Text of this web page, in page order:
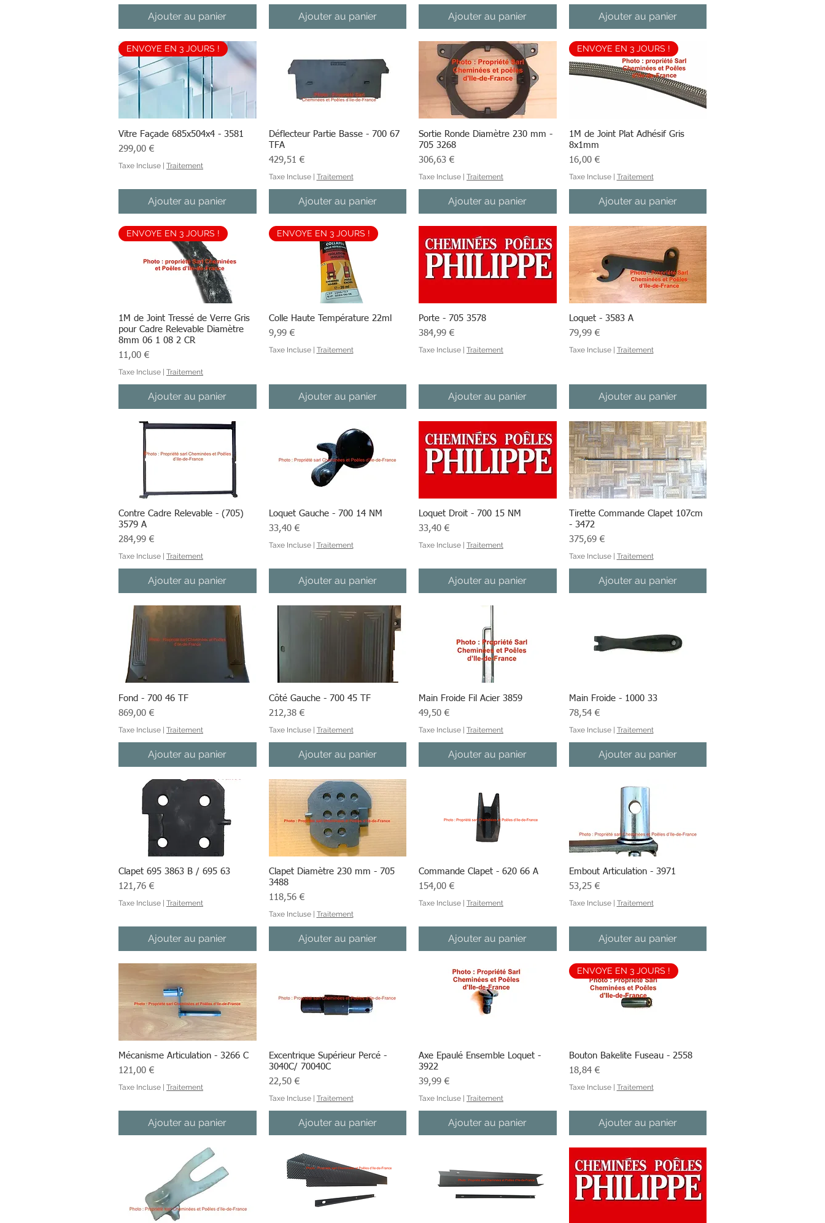
Ajouter au panier Ajouter au panier Ajouter au panier Ajouter au panier
Aperçu rapide
ENVOYE EN 3 JOURS !
Vitre Façade 685x504x4 - 3581
Prix
299,00 €
Taxe Incluse | Traitement
Ajouter au panier
Aperçu rapide
Déflecteur Partie Basse - 700 67
TFA
Prix
429,51 €
Taxe Incluse| Traitement
Ajouter au panier
Aperçu rapide
Sortie Ronde Diamètre 230 mm -
705 3268
Prix
306,63 €
Taxe Incluse | Traitement
Ajouter au panier
Aperçu rapide
ENVOYE EN 3 JOURS !
1M de Joint Plat Adhésif Gris
8x1mm
Prix
16,00 €
Taxe Incluse| Traitement
Ajouter au panier
Aperçu rapide
ENVOYE EN 3 JOURS !
1M de Joint Tressé de Verre Gris
pour Cadre Relevable Diamètre
8mm 06 1 08 2 CR
Prix
11,00 €
Taxe Incluse Traitement
Ajouter au panier
Aperçu rapide
ENVOYE EN 3 JOURS !
Colle Haute Température 22ml
Prix
9,99 €
Taxe Incluse| Traitement
Ajouter au panier
Aperçu rapide
Porte - 705 3578
Prix
384,99 €
Taxe Incluse Traitement
Ajouter au panier
Aperçu rapide
Loquet - 3583 A
Prix
79,99 €
Taxe Incluse| Traitement
Ajouter au panier
Aperçu rapide
Contre Cadre Relevable - (705)
3579 A
Prix
284,99 €
Taxe Incluse Traitement
Ajouter au panier
Aperçu rapide
Loquet Gauche - 700 14 NM
Prix
33,40 €
Taxe Incluse| Traitement
Ajouter au panier
Aperçu rapide
Loquet Droit - 700 15 NM
Prix
33,40 €
Taxe Incluse Traitement
Ajouter au panier
Aperçu rapide
Tirette Commande Clapet 107cm
- 3472
Prix
375,69 €
Taxe Incluse| Traitement
Ajouter au panier
Aperçu rapide
Fond - 700 46 TF
Prix
869,00 €
Taxe Incluse | Traitement
Ajouter au panier
Aperçu rapide
Côté Gauche - 700 45 TF
Prix
212,38 €
Taxe Incluse| Traitement
Ajouter au panier
Aperçu rapide
Main Froide Fil Acier 3859
Prix
49,50 €
Taxe Incluse | Traitement
Ajouter au panier
Aperçu rapide
Main Froide - 1000 33
Prix
78,54 €
Taxe Incluse| Traitement
Ajouter au panier
Aperçu rapide
Clapet 695 3863 B / 695 63
Prix
121,76 €
Taxe Incluse | Traitement
Ajouter au panier
Aperçu rapide
Clapet Diamètre 230 mm - 705
3488
Prix
118,56 €
Taxe Incluse| Traitement
Ajouter au panier
Aperçu rapide
Commande Clapet - 620 66 A
Prix
154,00 €
Taxe Incluse | Traitement
Ajouter au panier
Aperçu rapide
Embout Articulation - 3971
Prix
53,25 €
Taxe Incluse| Traitement
Ajouter au panier
Aperçu rapide
Mécanisme Articulation - 3266 C
Prix
121,00 €
Taxe Incluse Traitement
Ajouter au panier
Aperçu rapide
Excentrique Supérieur Percé -
3040C/ 70040C
Prix
22,50 €
Taxe Incluse| Traitement
Ajouter au panier
Aperçu rapide
Axe Epaulé Ensemble Loquet -
3922
Prix
39,99 €
Taxe Incluse Traitement
Ajouter au panier
Aperçu rapide
ENVOYE EN 3 JOURS !
Bouton Bakelite Fuseau - 2558
Prix
18,84 €
Taxe Incluse| Traitement
Ajouter au panier